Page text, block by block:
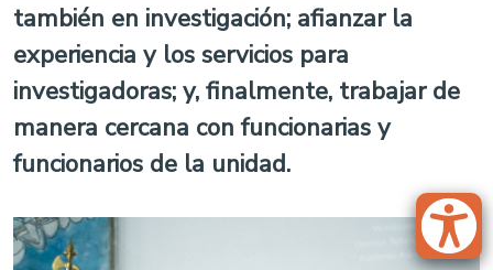
también en investigación; afianzar la
experiencia y los servicios para
investigadoras; y, finalmente, trabajar de
manera cercana con funcionarias y
funcionarios de la unidad.